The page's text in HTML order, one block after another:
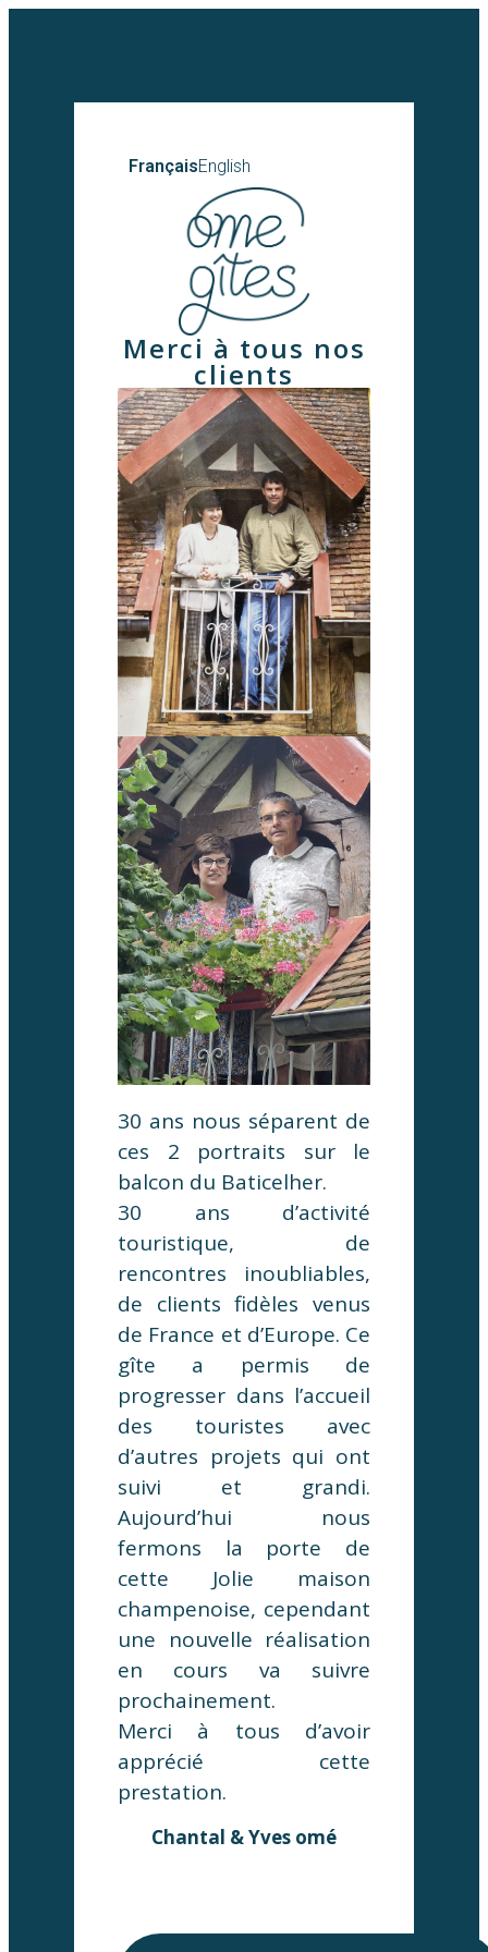
FrançaisEnglish
Merci à tous nos
clients
30 ans nous séparent de
ces 2 portraits sur le
balcon du Baticelher.
30 ans d’activité
touristique, de
rencontres inoubliables,
de clients fidèles venus
de France et d’Europe. Ce
gîte a permis de
progresser dans l’accueil
des touristes avec
d’autres projets qui ont
suivi et grandi.
Aujourd’hui nous
fermons la porte de
cette Jolie maison
champenoise, cependant
une nouvelle réalisation
en cours va suivre
prochainement.
Merci à tous d’avoir
apprécié cette
prestation.
Chantal & Yves omé